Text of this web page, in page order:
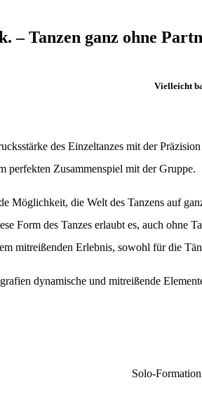
– Tanzen ganz ohne
Vielleicht
des Einzeltanzes mit der
perfekten Zusammenspiel mit der Gruppe.
Möglichkeit, die Welt des Tanzens auf
Form des Tanzes erlaubt es, auch
mitreißenden Erlebnis, sowohl für die
dynamische und mitreißende
Solo-Formation